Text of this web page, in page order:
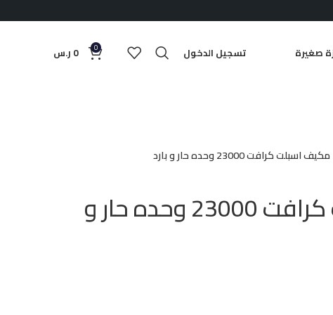
صغيرة تسجيل الدخول 0
0 ر.س
مكيف اسبلت كرافت 23000 وحده حار و بارد
مكيف اسبلت كرافت 23000 وحده حار و